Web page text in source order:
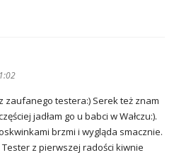
zaufanego testera:) Serek też znam
jadłam go u babci w Wałczu:).
brzmi i wygląda smacznie.
z pierwszej radości kiwnie